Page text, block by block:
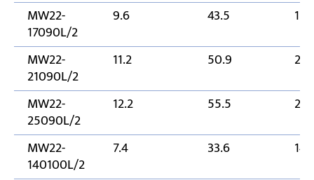
MW22-
17090L/2
9.6 43.5
MW22-
21090L/2
11.2 50.9
MW22-
25090L/2
12.2 55.5
MW22-
140100L/2
7.4 33.6